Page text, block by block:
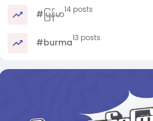
ညီရေးအသင်း တာဝန်သူက “ပံ့သကူ
ါ။ ဒါပေမယ့် လမ်းတွေပေါ်တော့ အရမ်
ြောင့် လူတွေ အပြင်ထွက်မယ် ဆိုရင်လ
ခိုးကြီးည (ကျီးမနိုးပွဲ) ပါ ရှိနေ
ပျော်ကနေ အပျက်မဖြစ်အောင် ဂရု
#မြန်မာ14 posts
#burma13 posts